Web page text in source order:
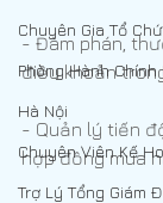
Chuyên Gia Tổ
Phòng Hành
Hà Nội
Chuyên Viên Kế
Trợ Lý Tổng Giám
- Đàm phán,
điều khoản
- Quản lý tiến
hợp đồng mua